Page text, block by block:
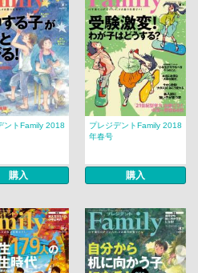
ントFamily 2018
購入
プレジデントFamily 2018
年春号
購入